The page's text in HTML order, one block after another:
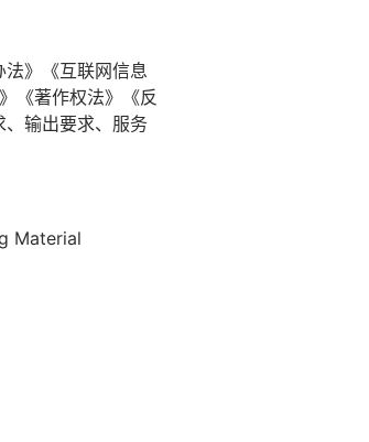
》《互联网信息
《著作权法》《反
输出要求、服务
Material